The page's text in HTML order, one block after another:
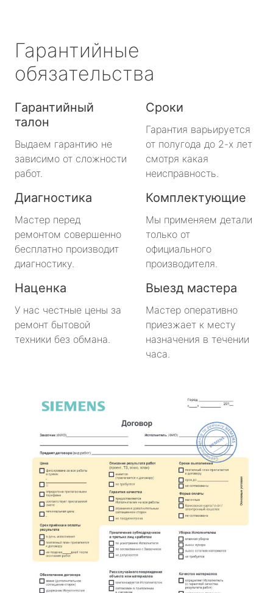
Гарантийные
обязательства
Гарантийный
талон
Выдаем гарантию не
зависимо от сложности
работ.
Сроки
Гарантия варьируется
от полугода до 2-х лет
смотря какая
неисправность.
Диагностика
Мастер перед
ремонтом совершенно
бесплатно производит
диагностику.
Комплектующие
Мы применяем детали
только от
официального
производителя.
Наценка
У нас честные цены за
ремонт бытовой
техники без обмана.
Выезд мастера
Мастер оперативно
приезжает к месту
назначения в течении
часа.